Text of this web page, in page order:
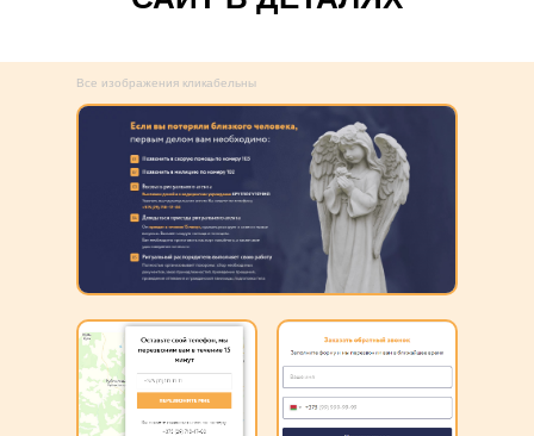
Все изображения кликабельны